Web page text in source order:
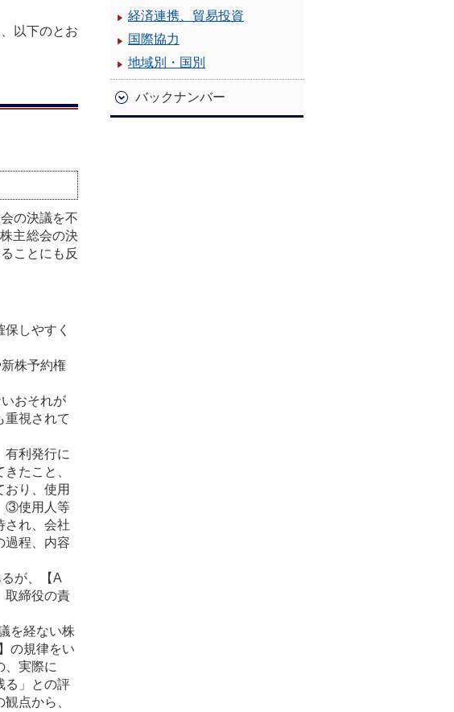
以下のとお
の決議を不
主総会の決
ことにも反
しやすく
株予約権
おそれが
重視されて
利発行に
たこと、
り、使用
③使用人等
され、会社
過程、内容
が、【A
取締役の責
を経ない株
の規律をい
、実際に
る」との評
点から、
経済連携、貿易投資
国際協力
地域別・国別
バックナンバー